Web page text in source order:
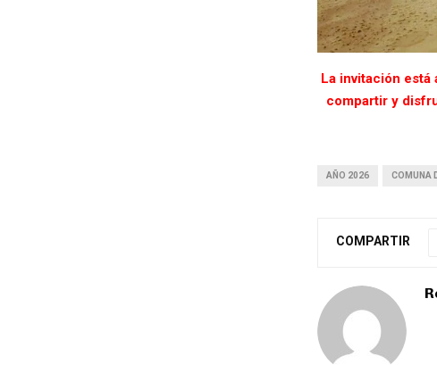
La invitación está
compartir y
AÑO 2026 COMUNA
COMPARTIR